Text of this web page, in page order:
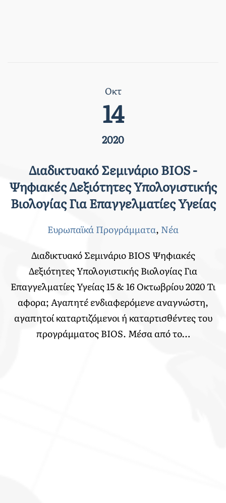
Οκτ
14
2020
Διαδικτυακό Σεμινάριο BIOS -
Ψηφιακές Δεξιότητες Υπολογιστικής
Βιολογίας Για Επαγγελματίες Υγείας
Ευρωπαϊκά Προγράμματα, Νέα
Διαδικτυακό Σεμινάριο BIOS Ψηφιακές
Δεξιότητες Υπολογιστικής Βιολογίας Για
Επαγγελματίες Υγείας 15 & 16 Οκτωβρίου 2020 Τι
αφορα; Αγαπητέ ενδιαφερόμενε αναγνώστη,
αγαπητοί καταρτιζόμενοι ή καταρτισθέντες του
προγράμματος BIOS. Μέσα από το…